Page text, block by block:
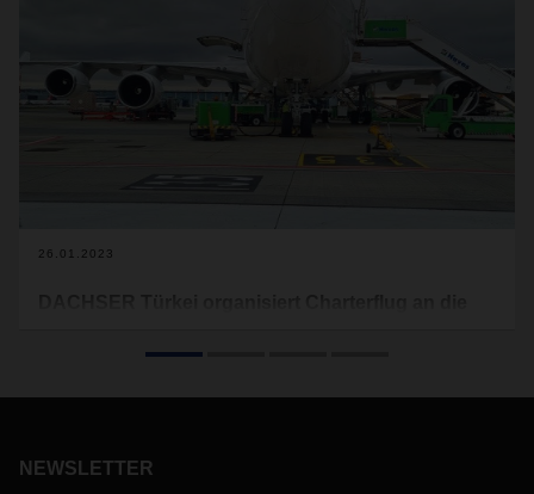
26.01.2023
lösungsorientierte Ansatz von DACHSER im Fokus.
NEWSLETTER